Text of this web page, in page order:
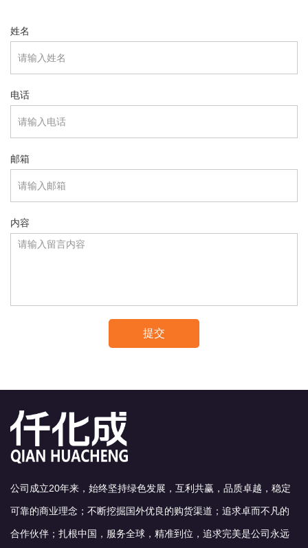
姓名
电话
邮箱
内容
提交
公司成立20年来，始终坚持绿色发展，互利共赢，品质卓越，稳定
可靠的商业理念；不断挖掘国外优良的购货渠道；追求卓而不凡的
合作伙伴；扎根中国，服务全球，精准到位，追求完美是公司永远